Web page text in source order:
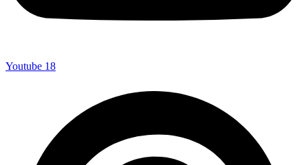
Youtube 18